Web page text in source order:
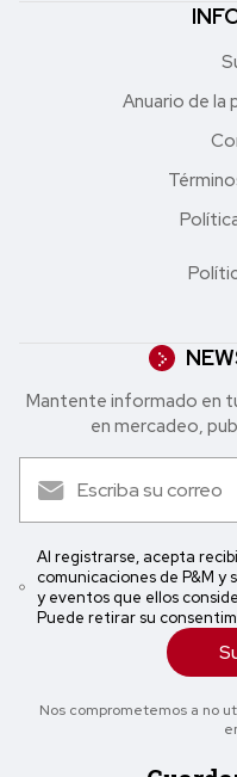
Anuario de la
Mantente informado en
en mercadeo,
Al registrarse, acepta
comunicaciones de P&M y
y eventos que ellos
Puede retirar su
Nos comprometemos a no